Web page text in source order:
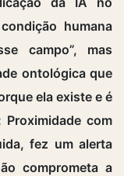
humana
campo”, mas
ontológica que
ela existe e é
com
fez um alerta
comprometa a